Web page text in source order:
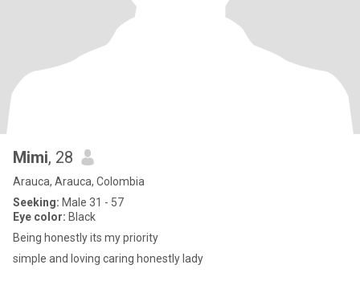
Mimi, 28
Arauca, Arauca, Colombia
Seeking: Male 31 - 57
Eye color: Black
Being honestly its my priority
simple and loving caring honestly lady